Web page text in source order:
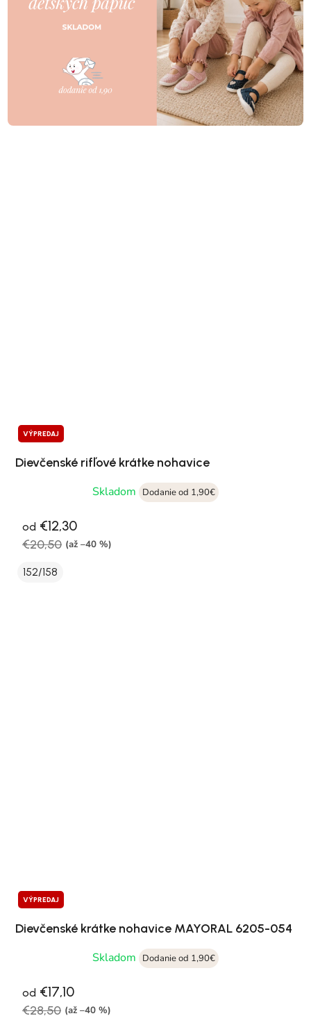
VÝPREDAJ
Dievčenské rifľové krátke nohavice
Skladom
Dodanie od 1,90€
od €12,30
€20,50 (až –40 %)
152/158
VÝPREDAJ
Dievčenské krátke nohavice MAYORAL 6205-054
Skladom
Dodanie od 1,90€
od €17,10
€28,50 (až –40 %)